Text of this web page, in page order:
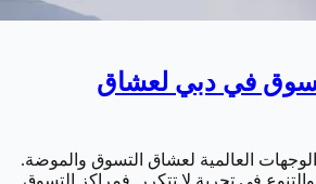
في دبي لعشاق
العالمية لعشاق التسوق والموضة.